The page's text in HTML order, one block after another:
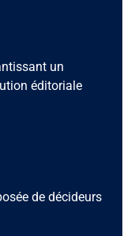
un
éditoriale
de décideurs